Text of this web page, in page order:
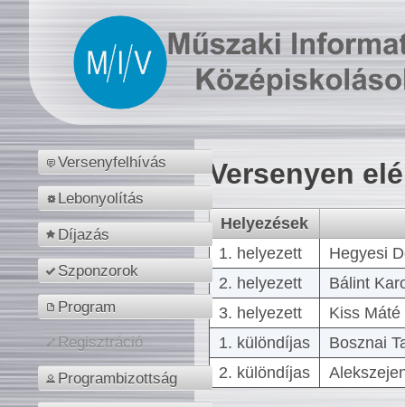
Versenyfelhívás
Lebonyolítás
Díjazás
Szponzorok
Program
Regisztráció
Programbizottság
Versenyen
Helyezések
1. helyezett
Hegyesi
2. helyezett
Bálint
3. helyezett
Kiss
1. különdíjas
Bosznai
2. különdíjas